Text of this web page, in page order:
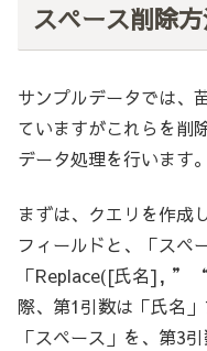
スペース削除
サンプルデータでは、
ていますがこれらを削
データ処理を行います。
まずは、クエリを作成
フィールドと、「スペ
「Replace([氏名], ”
際、第1引数は「氏名
「スペース」を、第3